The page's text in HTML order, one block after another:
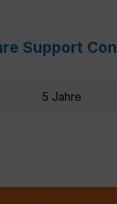
Support
5 Jahre